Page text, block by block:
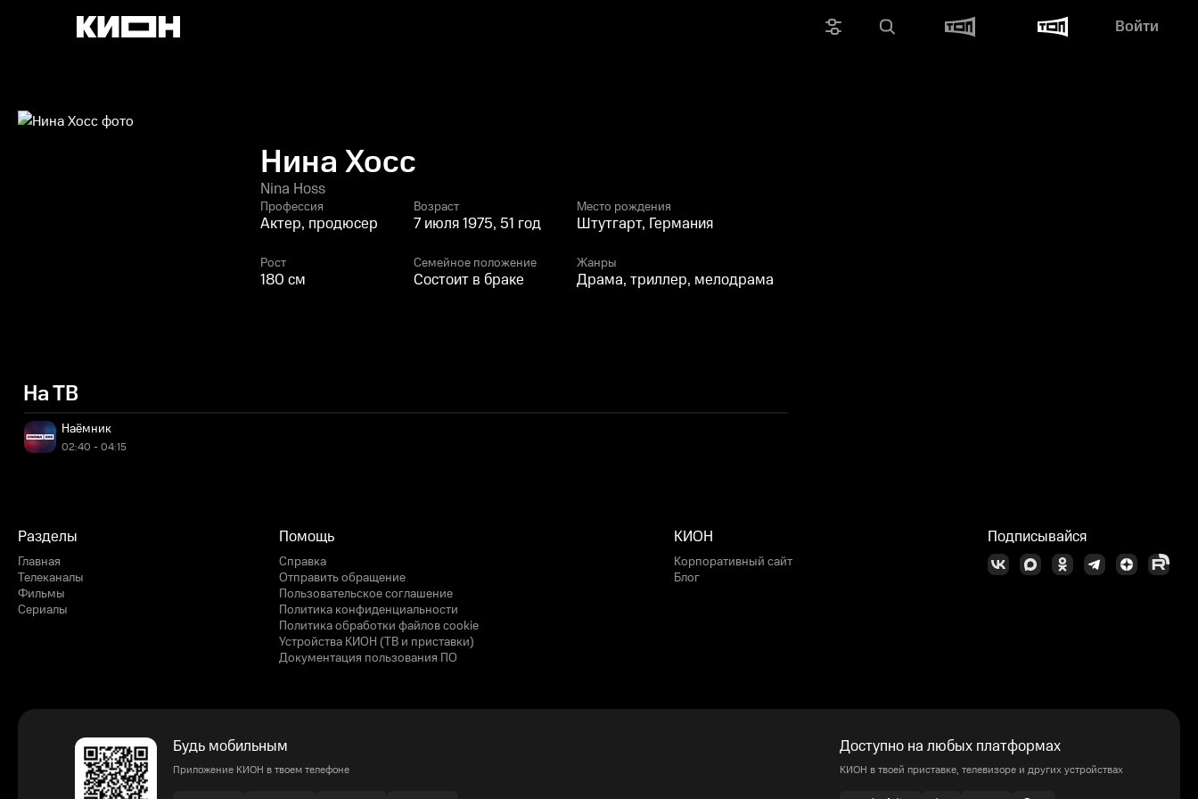
Войти
Нина Хосс
Nina Hoss
Профессия
Актер, продюсер
Возраст
7 июля 1975, 51 год
Место рождения
Штутгарт, Германия
Рост
180 см
Семейное положение
Состоит в браке
Жанры
Драма, триллер, мелодрама
На ТВ
Наёмник
02:40 - 04:15
Разделы
Главная
Телеканалы
Фильмы
Сериалы
Помощь
Справка
Отправить обращение
Пользовательское соглашение
Политика конфиденциальности
Политика обработки файлов cookie
Устройства КИОН (ТВ и приставки)
Документация пользования ПО
КИОН
Корпоративный сайт
Блог
Подписывайся
Будь мобильным
Приложение КИОН в твоем телефоне
Доступно на любых платформах
КИОН в твоей приставке, телевизоре и других устройствах